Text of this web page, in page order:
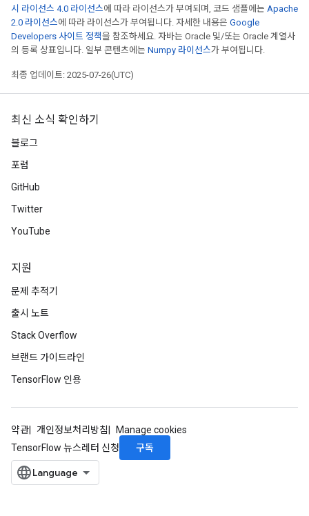
시 라이선스 4.0 라이선스에 따라 라이선스가 부여되며, 코드 샘플에는 Apache
2.0 라이선스에 따라 라이선스가 부여됩니다. 자세한 내용은 Google
Developers 사이트 정책을 참조하세요. 자바는 Oracle 및/또는 Oracle 계열사
의 등록 상표입니다. 일부 콘텐츠에는 Numpy 라이선스가 부여됩니다.
최종 업데이트: 2025-07-26(UTC)
최신 소식 확인하기
블로그
포럼
GitHub
Twitter
YouTube
지원
문제 추적기
출시 노트
Stack Overflow
브랜드 가이드라인
TensorFlow 인용
약관 개인정보처리방침
Manage cookies
TensorFlow 뉴스레터 신청
구독